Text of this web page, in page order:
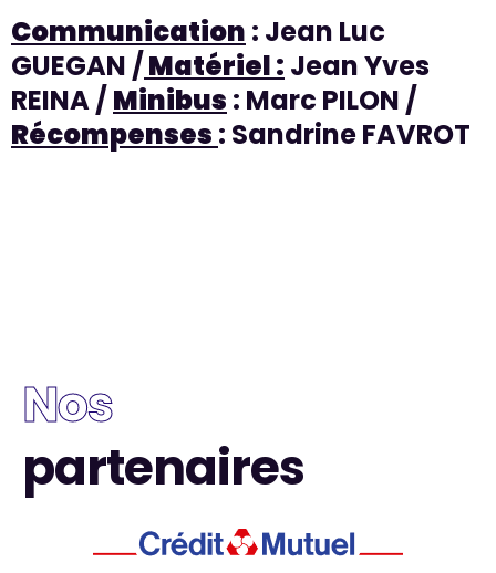
Communication : Jean Luc
GUEGAN /Matériel : Jean Yves
REINA / Minibus : Marc PILON /
Récompenses : Sandrine FAVROT
Nos
partenaires